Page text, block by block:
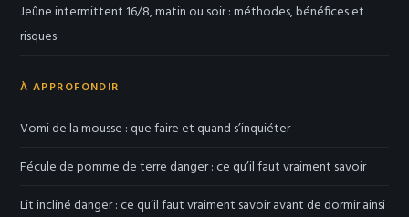
Jeûne intermittent 16/8, matin ou soir : méthodes, bénéfices et
risques
À APPROFONDIR
Vomi de la mousse : que faire et quand s’inquiéter
Fécule de pomme de terre danger : ce qu’il faut vraiment savoir
Lit incliné danger : ce qu’il faut vraiment savoir avant de dormir ainsi